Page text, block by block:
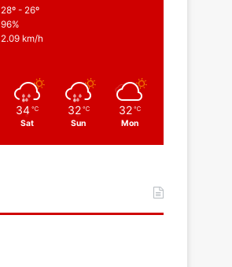
28º - 26º
96%
2.09 km/h
34 ℃
Sat
32 ℃
Sun
32 ℃
Mon